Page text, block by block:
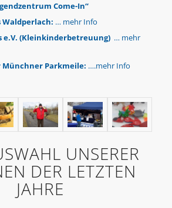
Come-In“
… mehr Info
e.V. (Kleinkinderbetreuung) … mehr
Parkmeile: ….mehr Info
UNSERER
DER LETZTEN
JAHRE